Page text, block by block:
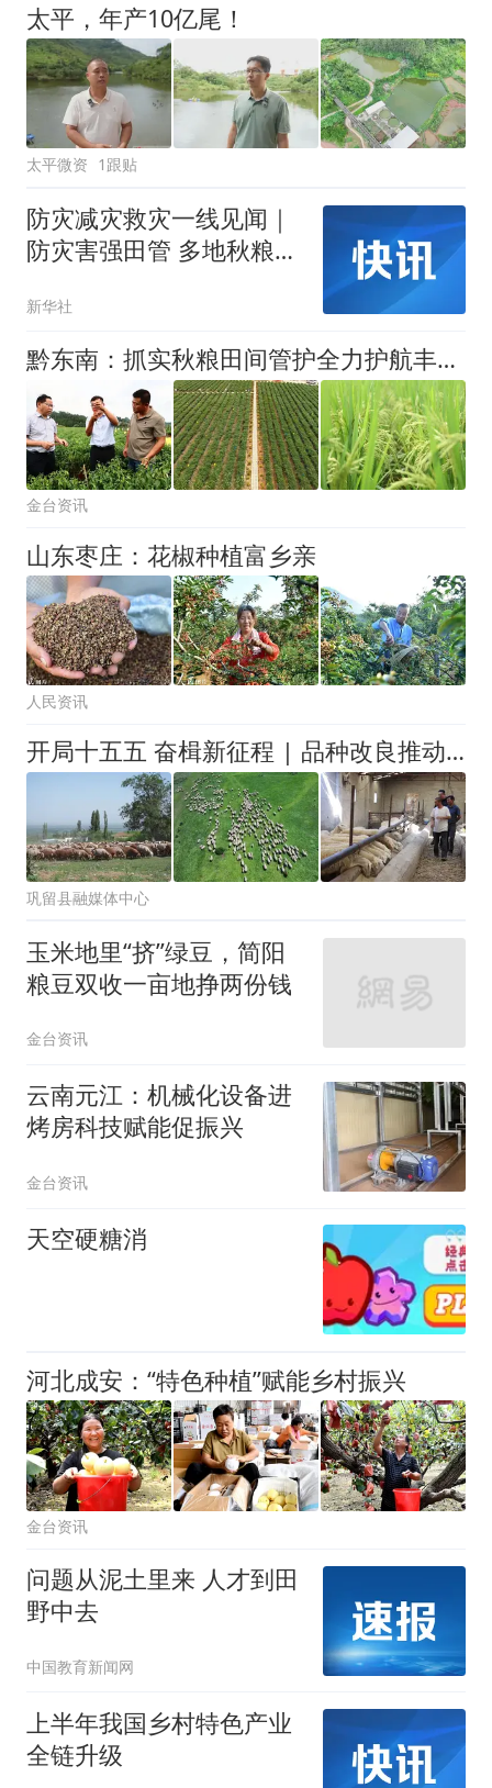
太平，年产10亿尾！
太平微资 1跟贴
防灾减灾救灾一线见闻｜
防灾害强田管 多地秋粮生
新华社
黔东南：抓实秋粮田间管护全力护航丰产丰收
金台资讯
山东枣庄：花椒种植富乡亲
人民资讯
开局十五五 奋楫新征程 | 品种改良推动巩留畜牧业提质增效
巩留县融媒体中心
玉米地里“挤”绿豆，简阳
粮豆双收一亩地挣两份钱
金台资讯
云南元江：机械化设备进
烤房科技赋能促振兴
金台资讯
天空硬糖消
河北成安：“特色种植”赋能乡村振兴
金台资讯
问题从泥土里来 人才到田
野中去
中国教育新闻网
上半年我国乡村特色产业
全链升级